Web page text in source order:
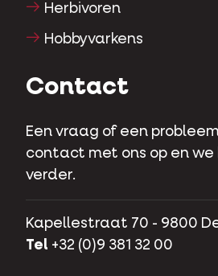
Herbivoren
Hobbyvarkens
Contact
Een vraag of een
contact met ons op en
verder.
Kapellestraat 70 - 9800
Tel +32 (0)9 381 32 00